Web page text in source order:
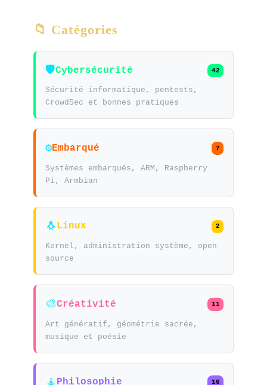
📁 Catégories
🛡️Cybersécurité 42
Sécurité informatique, pentests,
CrowdSec et bonnes pratiques
⚙️Embarqué 7
Systèmes embarqués, ARM, Raspberry
Pi, Armbian
🐧 Linux 2
Kernel, administration système, open
source
🎨Créativité 11
Art génératif, géométrie sacrée,
musique et poésie
🧘 Philosophie 16